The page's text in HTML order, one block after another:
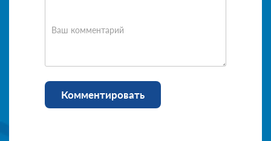
Ваш комментарий
Комментировать